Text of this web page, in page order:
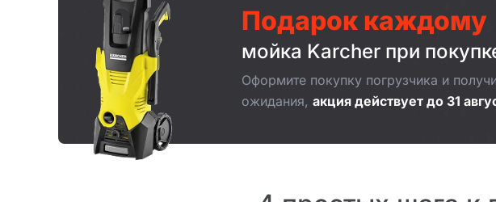
Подарок каждому
мойка Karcher при
Оформите покупку погрузчика и
ожидания, акция действует до 31